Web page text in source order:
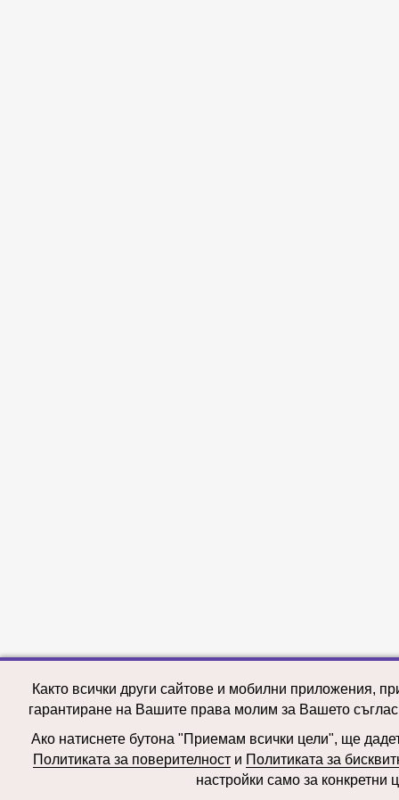
Както всички други сайтове и мобилни приложения,
гарантиране на Вашите права молим за Вашето
Ако натиснете бутона "Приемам всички цели", ще
Политиката за поверителност и Политиката за
настройки само за конкретни